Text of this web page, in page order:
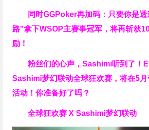
同时GGPoker再加码：只要你是透
路”拿下WSOP主赛事冠军，将再斩获
励！
粉丝们的心声，Sashimi听到了！
Sashimi梦幻联动全球狂欢赛，将在5
活动！你准备好了吗？
全球狂欢赛 X Sashimi梦幻联动